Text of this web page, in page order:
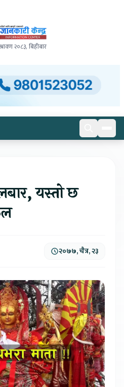
२०८३, बिहीबार
यस्तो छ
२०७७, चैत्र, २३